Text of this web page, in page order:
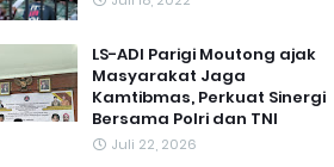
LS-ADI Parigi Moutong ajak
Masyarakat Jaga
Kamtibmas, Perkuat Sinergi
Bersama Polri dan TNI
Juli 22, 2026